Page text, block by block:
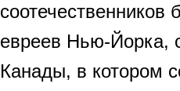
евреев Нью-Йорка,
Канады, в котором